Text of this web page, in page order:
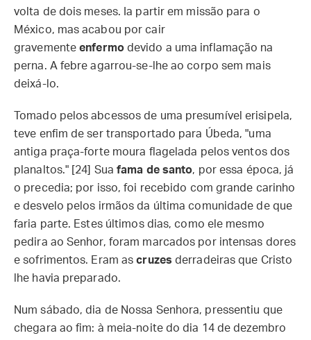
volta de dois meses. Ia partir em missão para o
México, mas acabou por cair
gravementeenfermodevido a uma inflamação na
perna. A febre agarrou-se-lhe ao corpo sem mais
deixá-lo.
Tomado pelos abcessos de uma presumível erisipela,
teve enfim de ser transportado para Úbeda, "uma
antiga praça-forte moura flagelada pelos ventos dos
planaltos." [24] Suafama de santo, por essa época, já
o precedia; por isso, foi recebido com grande carinho
e desvelo pelos irmãos da última comunidade de que
faria parte. Estes últimos dias, como ele mesmo
pedira ao Senhor, foram marcados por intensas dores
e sofrimentos. Eram ascruzes derradeiras que Cristo
lhe havia preparado.
Num sábado, dia de Nossa Senhora, pressentiu que
chegara ao fim: à meia-noite do dia 14 de dezembro